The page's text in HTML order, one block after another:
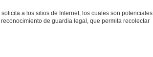
a los sitios de Internet, los cuales son potenciales
de guardia legal, que permita recolectar